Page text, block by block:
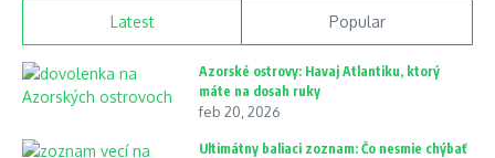
Latest Popular
Azorské ostrovy: Havaj Atlantiku, ktorý
máte na dosah ruky
feb 20, 2026
Ultimátny baliaci zoznam: Čo nesmie chýbať